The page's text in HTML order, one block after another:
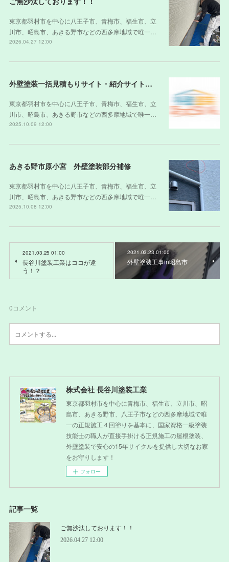
東京都羽村市を中心に八王子市、青梅市、福生市、立
川市、昭島市、あきる野市などの西多摩地域で唯一…
2026.04.27 12:00
外壁塗装一括見積もりサイト・紹介サイトの裏側
東京都羽村市を中心に八王子市、青梅市、福生市、立
川市、昭島市、あきる野市などの西多摩地域で唯一…
2025.10.09 12:00
あきる野市原小宮 外壁塗装部分補修
東京都羽村市を中心に八王子市、青梅市、福生市、立
川市、昭島市、あきる野市などの西多摩地域で唯一…
2025.10.08 12:00
2021.03.25 01:00
長谷川塗装工業はココが違
う！？
2021.03.23 01:00
外壁塗装工事in昭島市
0コメント
株式会社 長谷川塗装工業
東京都羽村市を中心に青梅市、福生市、立川市、昭
島市、あきる野市、八王子市などの西多摩地域で唯
一の正規施工４回塗りを基本に、国家資格一級塗装
技能士の職人が直接手掛ける正規施工の屋根塗装、
外壁塗装で安心の15年サイクルを提供し大切なお家
をお守りします！
フォロー
記事一覧
ご無沙汰しております！！
2026.04.27 12:00